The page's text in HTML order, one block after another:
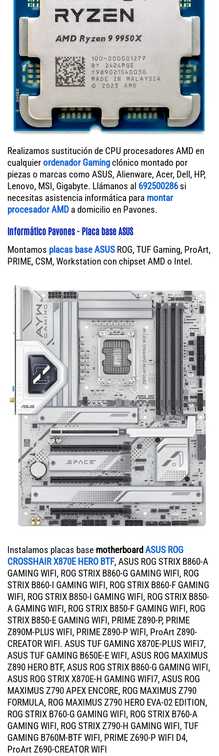
Realizamos sustitución de CPU procesadores AMD en
cualquierordenador Gaming clónico montado por
piezas o marcas como ASUS, Alienware, Acer, Dell, HP,
Lenovo, MSI, Gigabyte. Llámanos al 692500286si
necesitas asistencia informática para montar
procesador AMD a domicilio en Pavones.
Informático Pavones - Placa base ASUS
Montamos placas base ASUS ROG, TUF Gaming, ProArt,
PRIME, CSM, Workstation con chipset AMD o Intel.
Instalamos placas base motherboardASUS ROG
CROSSHAIR X870E HERO BTF, ASUS ROG STRIX B860-A
GAMING WIFI, ROG STRIX B860-G GAMING WIFI, ROG
STRIX B860-I GAMING WIFI, ROG STRIX B860-F GAMING
WIFI, ROG STRIX B850-I GAMING WIFI, ROG STRIX B850-
A GAMING WIFI, ROG STRIX B850-F GAMING WIFI, ROG
STRIX B850-E GAMING WIFI, PRIME Z890-P, PRIME
Z890M-PLUS WIFI, PRIME Z890-P WIFI, ProArt Z890-
CREATOR WIFI. ASUS TUF GAMING X870E-PLUS WIFI7,
ASUS TUF GAMING B650E-E WIFI, ASUS ROG MAXIMUS
Z890 HERO BTF, ASUS ROG STRIX B860-G GAMING WIFI,
ASUS ROG STRIX X870E-H GAMING WIFI7, ASUS ROG
MAXIMUS Z790 APEX ENCORE, ROG MAXIMUS Z790
FORMULA, ROG MAXIMUS Z790 HERO EVA-02 EDITION,
ROG STRIX B760-G GAMING WIFI, ROG STRIX B760-A
GAMING WIFI, ROG STRIX Z790-H GAMING WIFI, TUF
GAMING B760M-BTF WIFI, PRIME Z690-P WIFI D4,
ProArt Z690-CREATOR WIFI